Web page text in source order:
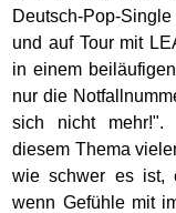
Deutsch-Pop-
und auf Tour mit
in einem
nur die
sich nicht mehr!".
diesem Thema
wie schwer es ist,
wenn Gefühle mit